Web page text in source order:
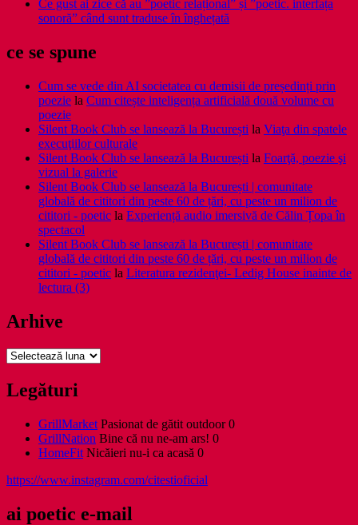
Ce gust ai zice că au ”poetic relațional” și ”poetic. interfața
sonoră” când sunt traduse în înghețată
ce se spune
Cum se vede din AI societatea cu demisii de președinți prin
poezie la Cum citește inteligența artificială două volume cu
poezie
Silent Book Club se lansează la București la Viaţa din spatele
execuţiilor culturale
Silent Book Club se lansează la București la Foarţă, poezie şi
vizual la galerie
Silent Book Club se lansează la București | comunitate
globală de cititori din peste 60 de țări, cu peste un milion de
cititori - poetic la Experiență audio imersivă de Călin Țopa în
spectacol
Silent Book Club se lansează la București | comunitate
globală de cititori din peste 60 de țări, cu peste un milion de
cititori - poetic la Literatura rezidenţei- Ledig House inainte de
lectura (3)
Arhive
Arhive
Legături
GrillMarket Pasionat de gătit outdoor 0
GrillNation Bine că nu ne-am ars! 0
HomeFit Nicăieri nu-i ca acasă 0
https://www.instagram.com/citestioficial
ai poetic e-mail